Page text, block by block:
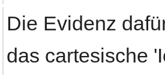
Die Evidenz
das cartesische